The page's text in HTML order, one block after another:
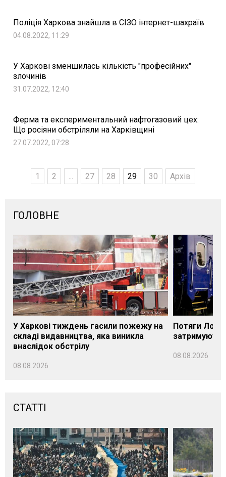
Поліція Харкова знайшла в СІЗО інтернет-шахраїв
04.08.2022, 11:29
У Харкові зменшилась кількість "професійних"
злочинів
31.07.2022, 12:40
Ферма та експериментальний нафтогазовий цех:
Що росіяни обстріляли на Харківщині
27.07.2022, 07:28
1 2 ... 27 28 29 30 Архів
ГОЛОВНЕ
У Харкові тиждень гасили пожежу на
складі видавництва, яка виникла
внаслідок обстрілу
08.08.2026
Потяги
08.08.2026
СТАТТІ